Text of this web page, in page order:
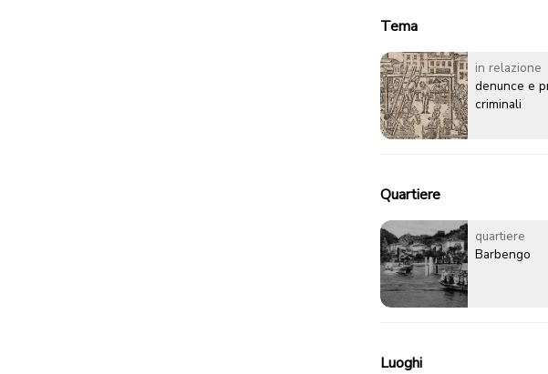
Tema
in relazione
denunce e
criminali
Quartiere
quartiere
Barbengo
Luoghi